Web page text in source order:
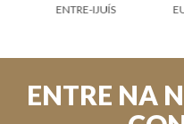
ENTRE-IJUÍS
ENTRE NA